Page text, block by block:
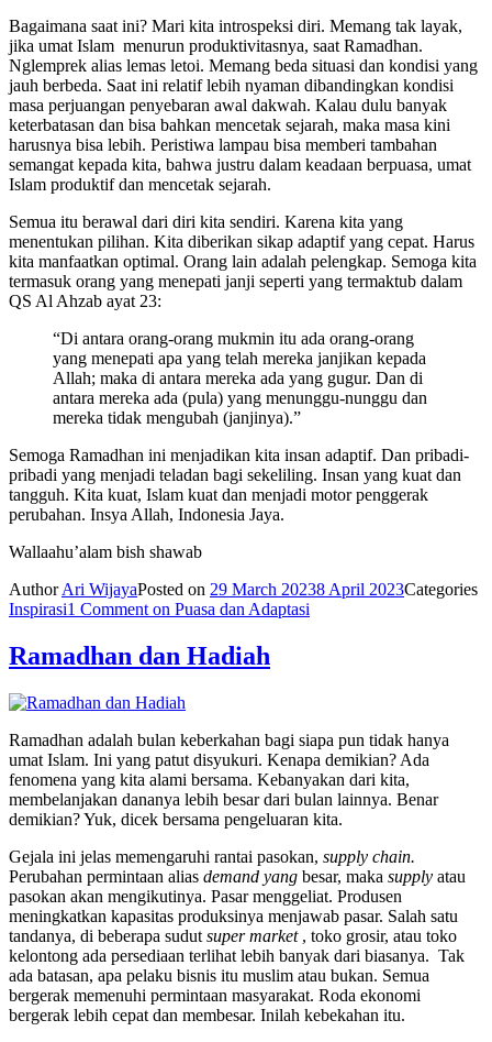
Bagaimana saat ini? Mari kita introspeksi diri. Memang tak layak,
jika umat Islam menurun produktivitasnya, saat Ramadhan.
Nglemprek alias lemas letoi. Memang beda situasi dan kondisi yang
jauh berbeda. Saat ini relatif lebih nyaman dibandingkan kondisi
masa perjuangan penyebaran awal dakwah. Kalau dulu banyak
keterbatasan dan bisa bahkan mencetak sejarah, maka masa kini
harusnya bisa lebih. Peristiwa lampau bisa memberi tambahan
semangat kepada kita, bahwa justru dalam keadaan berpuasa, umat
Islam produktif dan mencetak sejarah.
Semua itu berawal dari diri kita sendiri. Karena kita yang
menentukan pilihan. Kita diberikan sikap adaptif yang cepat. Harus
kita manfaatkan optimal. Orang lain adalah pelengkap. Semoga kita
termasuk orang yang menepati janji seperti yang termaktub dalam
QS Al Ahzab ayat 23:
“Di antara orang-orang mukmin itu ada orang-orang
yang menepati apa yang telah mereka janjikan kepada
Allah; maka di antara mereka ada yang gugur. Dan di
antara mereka ada (pula) yang menunggu-nunggu dan
mereka tidak mengubah (janjinya).”
Semoga Ramadhan ini menjadikan kita insan adaptif. Dan pribadi-
pribadi yang menjadi teladan bagi sekeliling. Insan yang kuat dan
tangguh. Kita kuat, Islam kuat dan menjadi motor penggerak
perubahan. Insya Allah, Indonesia Jaya.
Wallaahu’alam bish shawab
AuthorAri WijayaPosted on 29 March 20238 April 2023Categories
Inspirasi1 Commenton Puasa dan Adaptasi
Ramadhan dan Hadiah
Ramadhan adalah bulan keberkahan bagi siapa pun tidak hanya
umat Islam. Ini yang patut disyukuri. Kenapa demikian? Ada
fenomena yang kita alami bersama. Kebanyakan dari kita,
membelanjakan dananya lebih besar dari bulan lainnya. Benar
demikian? Yuk, dicek bersama pengeluaran kita.
Gejala ini jelas memengaruhi rantai pasokan, supply chain.
Perubahan permintaan alias demand yang besar, maka supply atau
pasokan akan mengikutinya. Pasar menggeliat. Produsen
meningkatkan kapasitas produksinya menjawab pasar. Salah satu
tandanya, di beberapa sudut super market, toko grosir, atau toko
kelontong ada persediaan terlihat lebih banyak dari biasanya. Tak
ada batasan, apa pelaku bisnis itu muslim atau bukan. Semua
bergerak memenuhi permintaan masyarakat. Roda ekonomi
bergerak lebih cepat dan membesar. Inilah kebekahan itu.